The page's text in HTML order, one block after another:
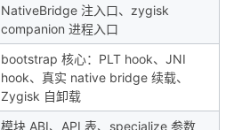
NativeBridge 注入口、zygisk
companion 进程入口
bootstrap 核心：PLT hook、JNI
hook、真实 native bridge 续载、
Zygisk 自卸载
模块 ABI、API 表、specialize 参数